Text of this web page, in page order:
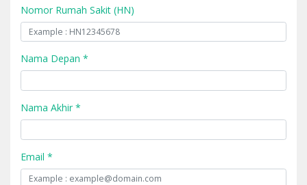
Nomor Rumah Sakit (HN)
Nama Depan *
Nama Akhir *
Email *